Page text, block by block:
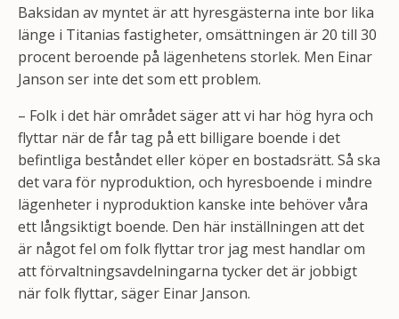
Baksidan av myntet är att hyresgästerna inte bor lika
länge i Titanias fastigheter, omsättningen är 20 till 30
procent beroende på lägenhetens storlek. Men Einar
Janson ser inte det som ett problem.
– Folk i det här området säger att vi har hög hyra och
flyttar när de får tag på ett billigare boende i det
befintliga beståndet eller köper en bostadsrätt. Så ska
det vara för nyproduktion, och hyresboende i mindre
lägenheter i nyproduktion kanske inte behöver våra
ett långsiktigt boende. Den här inställningen att det
är något fel om folk flyttar tror jag mest handlar om
att förvaltningsavdelningarna tycker det är jobbigt
när folk flyttar, säger Einar Janson.